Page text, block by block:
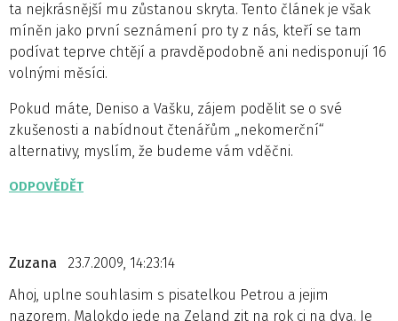
ta nejkrásnější mu zůstanou skryta. Tento článek je však
míněn jako první seznámení pro ty z nás, kteří se tam
podívat teprve chtějí a pravděpodobně ani nedisponují 16
volnými měsíci.
Pokud máte, Deniso a Vašku, zájem podělit se o své
zkušenosti a nabídnout čtenářům „nekomerční“
alternativy, myslím, že budeme vám vděčni.
ODPOVĚDĚT
Zuzana
23.7.2009, 14:23:14
Ahoj, uplne souhlasim s pisatelkou Petrou a jejim
nazorem. Malokdo jede na Zeland zit na rok ci na dva. Je